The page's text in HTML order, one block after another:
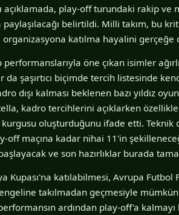
açıklamada, play-off turundaki rakip
belirtildi. Milli takım, bu
katılma hayalini gerçeğe
öne çıkan isimler
şaşırtıcı biçimde tercih listesinde
dışı kalması beklenen bazı yıldız
kadro tercihlerini açıklarken
oluşturduğunu ifade etti. Teknik
maçına kadar nihai 11'in
ve son hazırlıklar burada
Kupası'na katılabilmesi, Avrupa
takılmadan geçmesiyle
ardından play-off'a